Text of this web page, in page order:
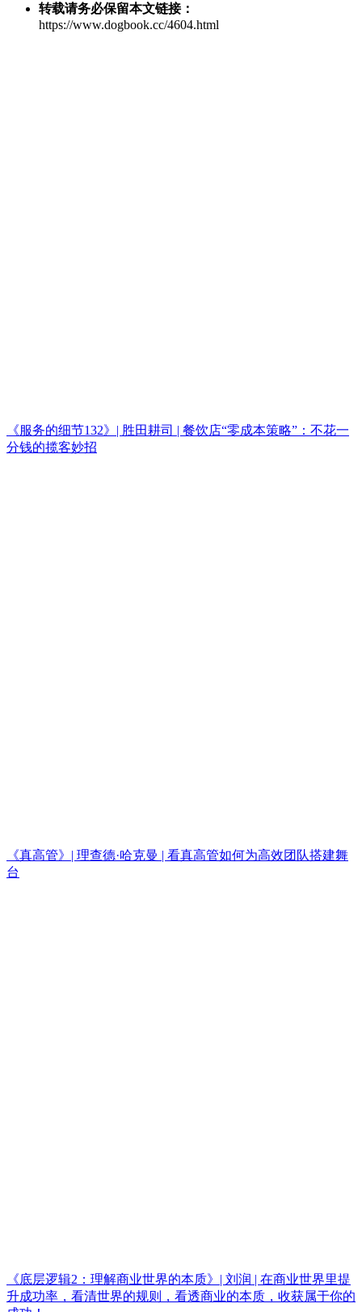
转载请务必保留本文链接：
https://www.dogbook.cc/4604.html
《服务的细节132》| 胜田耕司 | 餐饮店“零成本策略”：不花一
分钱的揽客妙招
《真高管》| 理查德·哈克曼 | 看真高管如何为高效团队搭建舞
台
《底层逻辑2：理解商业世界的本质》| 刘润 | 在商业世界里提
升成功率，看清世界的规则，看透商业的本质，收获属于你的